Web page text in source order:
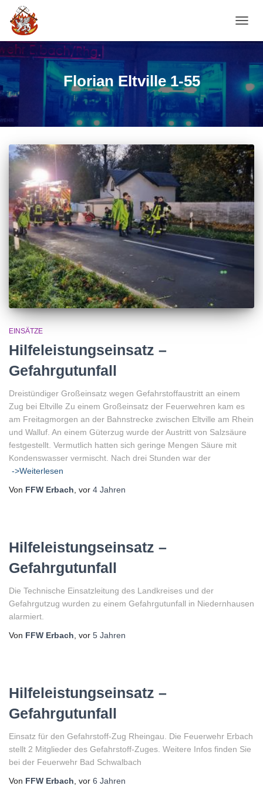
Florian Eltville 1-55
EINSÄTZE
Hilfeleistungseinsatz –
Gefahrgutunfall
Dreistündiger Großeinsatz wegen Gefahrstoffaustritt an einem
Zug bei Eltville Zu einem Großeinsatz der Feuerwehren kam es
am Freitagmorgen an der Bahnstrecke zwischen Eltville am Rhein
und Walluf. An einem Güterzug wurde der Austritt von Salzsäure
festgestellt. Vermutlich hatten sich geringe Mengen Säure mit
Kondenswasser vermischt. Nach drei Stunden war der
->Weiterlesen
Von FFW Erbach , vor 4 Jahren
Hilfeleistungseinsatz –
Gefahrgutunfall
Die Technische Einsatzleitung des Landkreises und der
Gefahrgutzug wurden zu einem Gefahrgutunfall in Niedernhausen
alarmiert.
Von FFW Erbach , vor 5 Jahren
Hilfeleistungseinsatz –
Gefahrgutunfall
Einsatz für den Gefahrstoff-Zug Rheingau. Die Feuerwehr Erbach
stellt 2 Mitglieder des Gefahrstoff-Zuges. Weitere Infos finden Sie
bei der Feuerwehr Bad Schwalbach
Von FFW Erbach , vor 6 Jahren